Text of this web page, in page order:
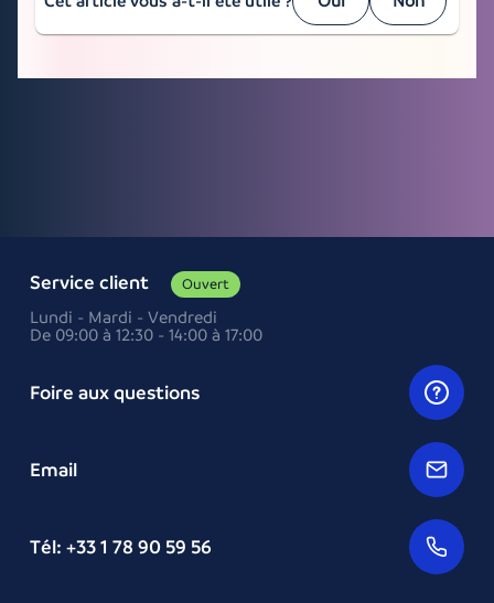
Service client Ouvert
Lundi - Mardi - Vendredi
De 09:00 à 12:30 - 14:00 à 17:00
Foire aux questions
Email
Tél: +33 1 78 90 59 56